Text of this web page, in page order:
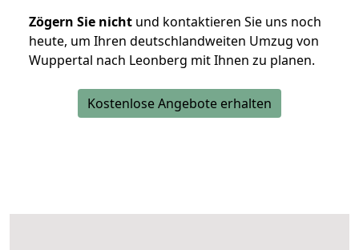
Zögern Sie nicht und kontaktieren Sie uns noch
heute, um Ihren deutschlandweiten Umzug von
Wuppertal nach Leonberg mit Ihnen zu planen.
Kostenlose Angebote erhalten